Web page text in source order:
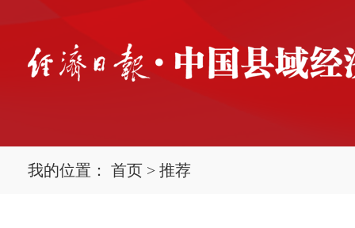
我的位置： 首页 > 推荐